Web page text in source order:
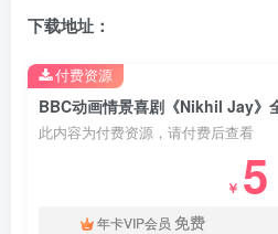
下载地址：
此内容为付费资源，请付费后查看
￥ 5
年卡VIP会员 免费
付费资源